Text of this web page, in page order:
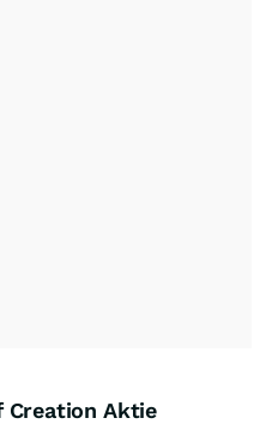
Creation Aktie